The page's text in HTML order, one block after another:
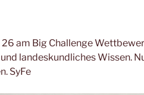
am Big Challenge
landeskundliches Wissen.
SyFe